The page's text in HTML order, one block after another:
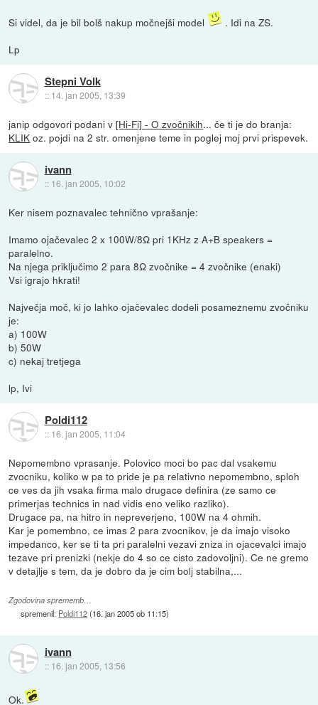
Si videl, da je bil bolš nakup močnejši model
. Idi na ZS.
Lp
Stepni Volk
:: 14. jan 2005, 13:39
janip odgovori podani v[Hi-Fi] - O zvočnikih... če ti je do branja:
KLIK oz. pojdi na 2 str. omenjene teme in poglej moj prvi prispevek.
ivann
:: 16. jan 2005, 10:02
Ker nisem poznavalec tehnično vprašanje:
Imamo ojačevalec 2 x 100W/8Ω pri 1KHz z A+B speakers =
paralelno.
Na njega priključimo 2 para 8Ω zvočnike = 4 zvočnike (enaki)
Vsi igrajo hkrati!
Največja moč, ki jo lahko ojačevalec dodeli posameznemu zvočniku
je:
a) 100W
b) 50W
c) nekaj tretjega
lp, Ivi
Poldi112
:: 16. jan 2005, 11:04
Nepomembno vprasanje. Polovico moci bo pac dal vsakemu
zvocniku, koliko w pa to pride je pa relativno nepomembno, sploh
ce ves da jih vsaka firma malo drugace definira (ze samo ce
primerjas technics in nad vidis eno veliko razliko).
Drugace pa, na hitro in nepreverjeno, 100W na 4 ohmih.
Kar je pomembno, ce imas 2 para zvocnikov, je da imajo visoko
impedanco, ker se ti ta pri paralelni vezavi zniza in ojacevalci imajo
tezave pri prenizki (nekje do 4 so ce cisto zadovoljni). Ce ne gremo
v detajlje s tem, da je dobro da je cim bolj stabilna,...
Zgodovina sprememb…
spremenil: Poldi112(16. jan 2005 ob 11:15)
ivann
:: 16. jan 2005, 13:56
Ok.